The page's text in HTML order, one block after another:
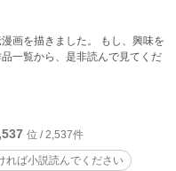
ました。 もし、興味を
一覧から、是非読んで見てくだ
位 / 2,537件
れば小説読んでください